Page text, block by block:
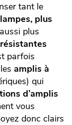
tant le
plus
plus
parfois
amplis à
qui
d’amplis
vous
donc clairs